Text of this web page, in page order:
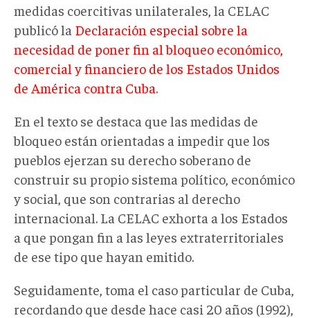
medidas coercitivas unilaterales, la CELAC
publicó la Declaración especial sobre la
necesidad de poner fin al bloqueo económico,
comercial y financiero de los Estados Unidos
de América contra Cuba.
En el texto se destaca que las medidas de
bloqueo están orientadas a impedir que los
pueblos ejerzan su derecho soberano de
construir su propio sistema político, económico
y social, que son contrarias al derecho
internacional. La CELAC exhorta a los Estados
a que pongan fin a las leyes extraterritoriales
de ese tipo que hayan emitido.
Seguidamente, toma el caso particular de Cuba,
recordando que desde hace casi 20 años (1992),